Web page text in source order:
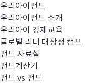
우리아이펀드
우리아이펀드 소개
우리아이 경제교육
글로벌 리더 대장정 캠프
펀드 자료실
펀드계산기
펀드 vs 펀드
펀드공시